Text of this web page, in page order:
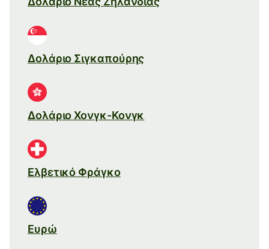
Δολάριο Σιγκαπούρης
Δολάριο Χονγκ-Κονγκ
Ελβετικό Φράγκο
Ευρώ